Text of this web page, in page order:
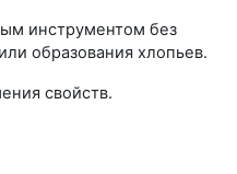
инструментом без
образования хлопьев.
свойств.